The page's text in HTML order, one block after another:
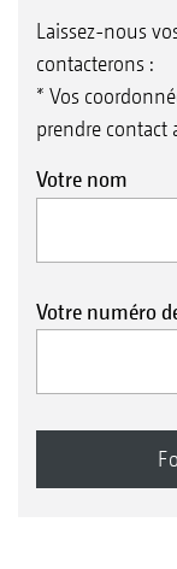
Laissez-nous
contacterons :
* Vos
prendre contact
Votre nom
Votre numéro